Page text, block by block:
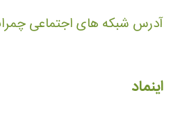
آدرس شبکه های اجتماعی
اینماد